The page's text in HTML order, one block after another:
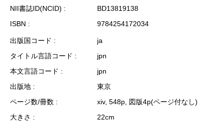
NII書誌ID(NCID)
BD13819138
ISBN
9784254172034
出版国コード
ja
タイトル言語コード
jpn
本文言語コード
jpn
出版地
東京
ページ数/冊数
xiv, 548p, 図版4p(ページ付なし)
大きさ
22cm